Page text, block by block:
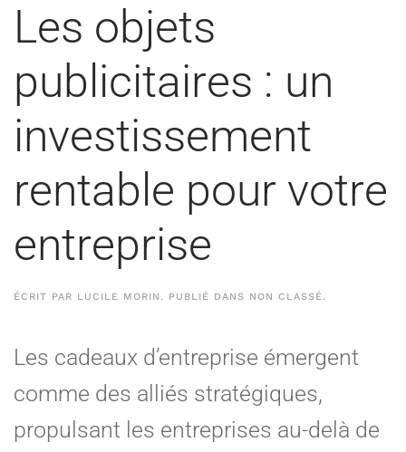
Les objets
publicitaires : un
investissement
rentable pour votre
entreprise
ÉCRIT PAR LUCILE MORIN . PUBLIÉ DANS NON CLASSÉ.
Les cadeaux d’entreprise émergent
comme des alliés stratégiques,
propulsant les entreprises au-delà de